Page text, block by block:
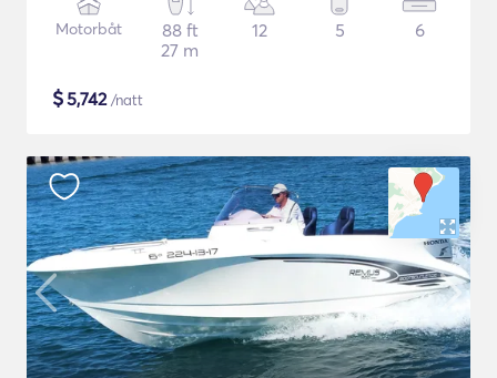
Motorbåt
88 ft
27 m
12 5 6
$5,742/natt